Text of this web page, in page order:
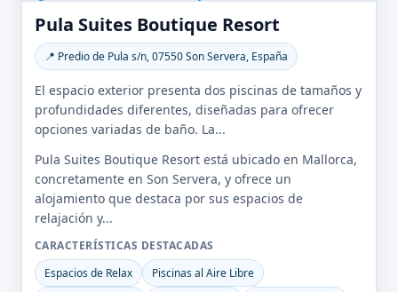
Pula Suites Boutique Resort
📍 Predio de Pula s/n, 07550 Son Servera, España
El espacio exterior presenta dos piscinas de tamaños y
profundidades diferentes, diseñadas para ofrecer
opciones variadas de baño. La...
Pula Suites Boutique Resort está ubicado en Mallorca,
concretamente en Son Servera, y ofrece un
alojamiento que destaca por sus espacios de
relajación y...
CARACTERÍSTICAS DESTACADAS
Espacios de Relax
Piscinas al Aire Libre